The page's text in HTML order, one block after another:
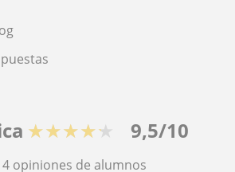
★★★★★ 9,5/10
opiniones de alumnos